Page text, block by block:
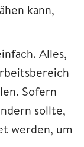
kann,
Alles,
Sofern
sollte,
werden, um